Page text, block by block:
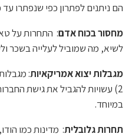
הם ניתנים לפתרון כפי שנפתרו
מחסור בכוח אדם: התחרות על
לשיא, מה שמוביל לעלייה בשכר
מגבלות יצוא אמריקאיות
2) עשויות להגביל את גישת
במיוחד.
תחרות גלובלית: מדינות כמו